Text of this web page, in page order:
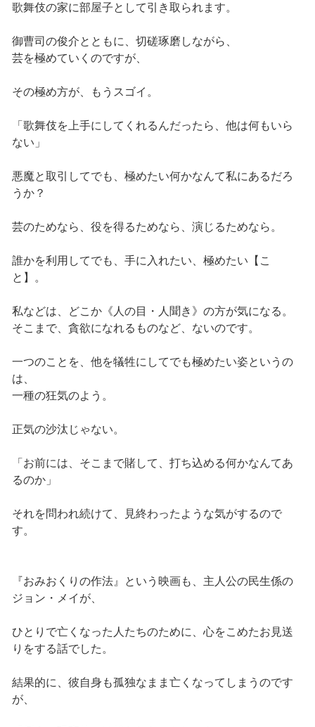
歌舞伎の家に部屋子として引き取られます。
御曹司の俊介とともに、切磋琢磨しながら、
芸を極めていくのですが、
その極め方が、もうスゴイ。
「歌舞伎を上手にしてくれるんだったら、他は何もいら
ない」
悪魔と取引してでも、極めたい何かなんて私にあるだろ
うか？
芸のためなら、役を得るためなら、演じるためなら。
誰かを利用してでも、手に入れたい、極めたい【こ
と】。
私などは、どこか《人の目・人聞き》の方が気になる。
そこまで、貪欲になれるものなど、ないのです。
一つのことを、他を犠牲にしてでも極めたい姿というの
は、
一種の狂気のよう。
正気の沙汰じゃない。
「お前には、そこまで賭して、打ち込める何かなんてあ
るのか」
それを問われ続けて、見終わったような気がするので
す。
『おみおくりの作法』という映画も、主人公の民生係の
ジョン・メイが、
ひとりで亡くなった人たちのために、心をこめたお見送
りをする話でした。
結果的に、彼自身も孤独なまま亡くなってしまうのです
が、